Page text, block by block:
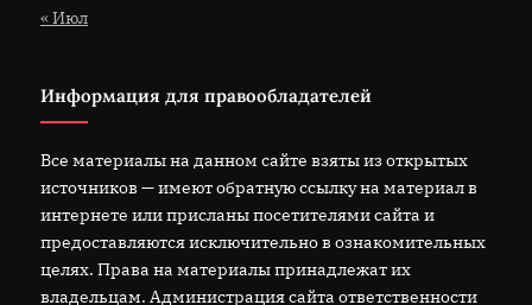
« Июл
Информация для правообладателей
Все материалы на данном сайте взяты из открытых
источников — имеют обратную ссылку на материал в
интернете или присланы посетителями сайта и
предоставляются исключительно в ознакомительных
целях. Права на материалы принадлежат их
владельцам. Администрация сайта ответственности